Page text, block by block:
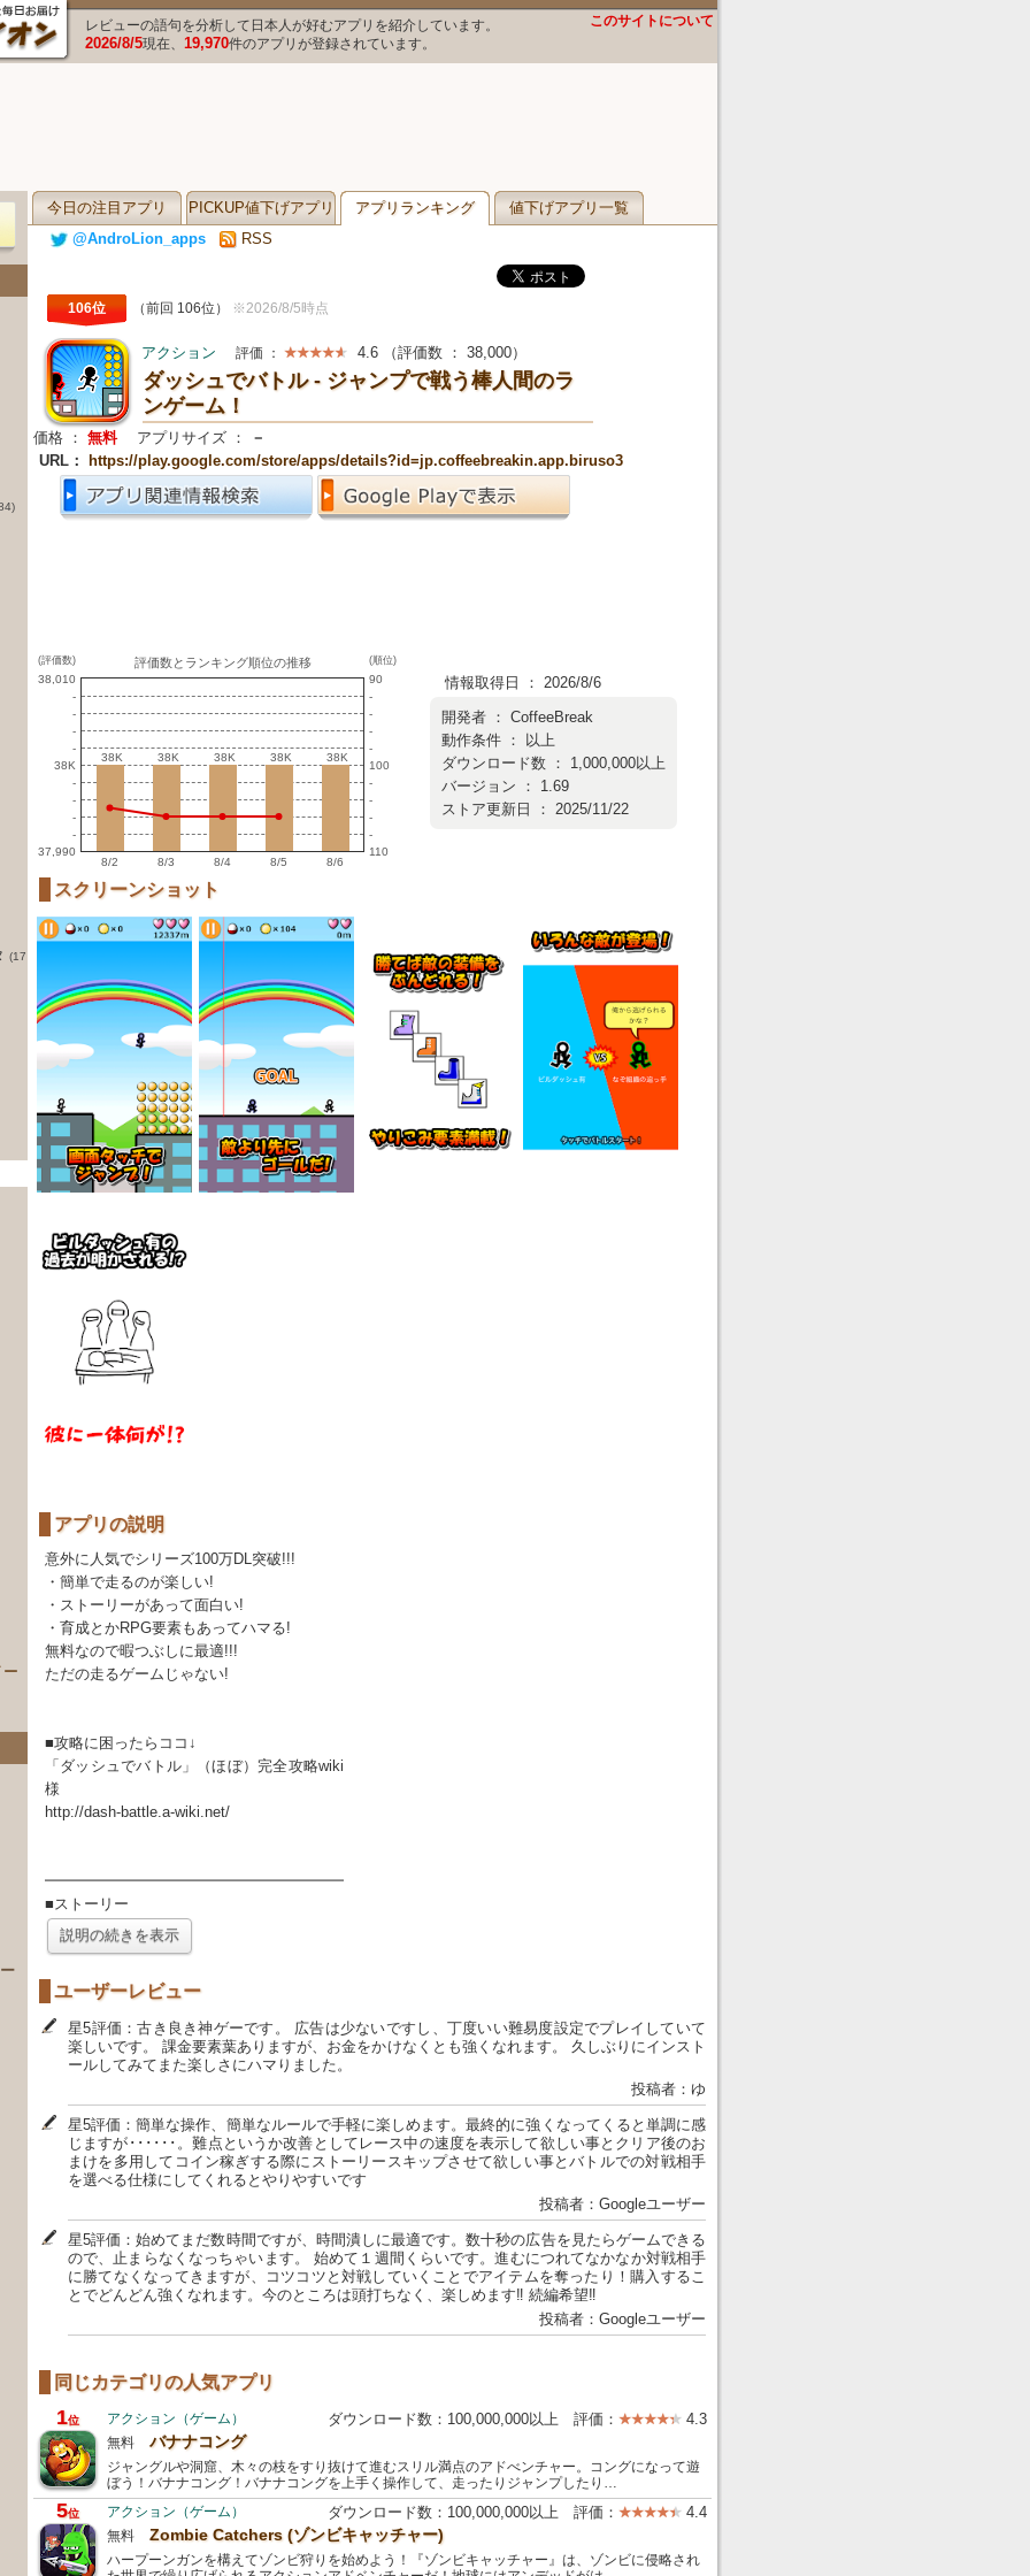
レビューの語句を分析して日本人が好むアプリを紹介しています。
2026/8/5現在、 19,970件のアプリが登録されています。
このサイトについて
今日の注目アプリ PICKUP値下げアプリ アプリランキング
値下げアプリ一覧
@AndroLion_apps
RSS
(17
106位 （前回 106位） ※2026/8/5時点
アクション 評価 ： 4.6 （評価数 ： 38,000）
ダッシュでバトル - ジャンプで戦う棒人間のラ
ンゲーム！
価格 ： 無料 アプリサイズ ：
－
URL：
https://play.google.com/store/apps/details?id=jp.coffeebreakin.app.biruso3
(評価数)
38,010
-
-
-
-
38K
-
-
-
-
37,990
評価数とランキング順位の推移
38K
38K 38K
38K 38K
38K 38K
38K 38K
38K
8/2 8/3 8/4 8/5 8/6
(順位)
90
-
-
-
-
100
-
-
-
-
110
情報取得日 ： 2026/8/6
開発者 ： CoffeeBreak
動作条件 ： 以上
ダウンロード数 ： 1,000,000以上
バージョン ： 1.69
ストア更新日 ： 2025/11/22
スクリーンショット
アプリの説明
意外に人気でシリーズ100万DL突破!!!
・簡単で走るのが楽しい!
・ストーリーがあって面白い!
・育成とかRPG要素もあってハマる!
無料なので暇つぶしに最適!!!
ただの走るゲームじゃない!
■攻略に困ったらココ↓
「ダッシュでバトル」（ほぼ）完全攻略wiki
様
http://dash-battle.a-wiki.net/
━━━━━━━━━━━━━━━━━━━━
■ストーリー
説明の続きを表示
ユーザーレビュー
星5評価：古き良き神ゲーです。 広告は少ないですし、丁度いい難易度設定でプレイしていて
楽しいです。 課金要素葉ありますが、お金をかけなくとも強くなれます。 久しぶりにインスト
ールしてみてまた楽しさにハマりました。
投稿者：ゆ
星5評価：簡単な操作、簡単なルールで手軽に楽しめます。最終的に強くなってくると単調に感
じますが･･････。難点というか改善としてレース中の速度を表示して欲しい事とクリア後のお
まけを多用してコイン稼ぎする際にストーリースキップさせて欲しい事とバトルでの対戦相手
を選べる仕様にしてくれるとやりやすいです
投稿者：Googleユーザー
星5評価：始めてまだ数時間ですが、時間潰しに最適です。数十秒の広告を見たらゲームできる
ので、止まらなくなっちゃいます。 始めて１週間くらいです。進むにつれてなかなか対戦相手
に勝てなくなってきますが、コツコツと対戦していくことでアイテムを奪ったり！購入するこ
とでどんどん強くなれます。今のところは頭打ちなく、楽しめます‼️ 続編希望‼️
投稿者：Googleユーザー
同じカテゴリの人気アプリ
1位 アクション（ゲーム） ダウンロード数：100,000,000以上 評価： 4.3
無料 バナナコング
ジャングルや洞窟、木々の枝をすり抜けて進むスリル満点のアドべンチャー。コングになって遊
ぼう！バナナコング！バナナコングを上手く操作して、走ったりジャンプしたり…
5位 アクション（ゲーム） ダウンロード数：100,000,000以上 評価： 4.4
無料 Zombie Catchers (ゾンビキャッチャー)
ハープーンガンを構えてゾンビ狩りを始めよう！『ゾンビキャッチャー』は、ゾンビに侵略され